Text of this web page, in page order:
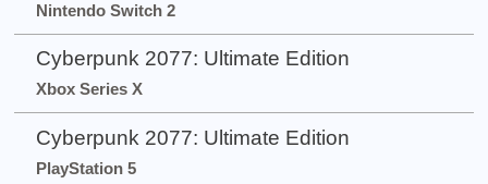
Nintendo Switch 2
Cyberpunk 2077: Ultimate Edition
Xbox Series X
Cyberpunk 2077: Ultimate Edition
PlayStation 5